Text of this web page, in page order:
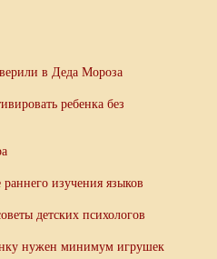
в Деда Мороза
ребенка без
изучения языков
детских психологов
нужен минимум игрушек